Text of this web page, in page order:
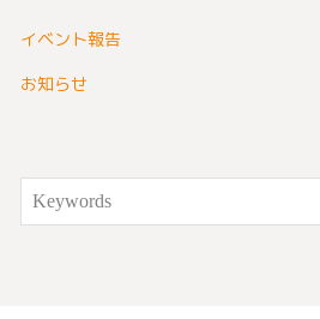
イベント報告
お知らせ
Search
for: